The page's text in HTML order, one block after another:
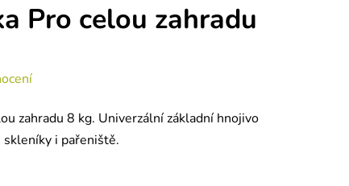
Pro celou zahradu
zahradu 8 kg. Univerzální základní hnojivo
skleníky i pařeniště.